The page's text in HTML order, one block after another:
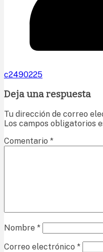
c2490225
Deja una respuesta
Tu dirección de correo
Los campos obligatorios
Comentario *
Nombre *
Correo electrónico *